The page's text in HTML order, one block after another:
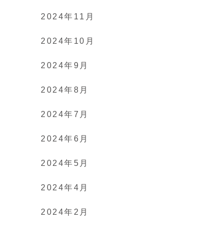
2024年11月
2024年10月
2024年9月
2024年8月
2024年7月
2024年6月
2024年5月
2024年4月
2024年2月